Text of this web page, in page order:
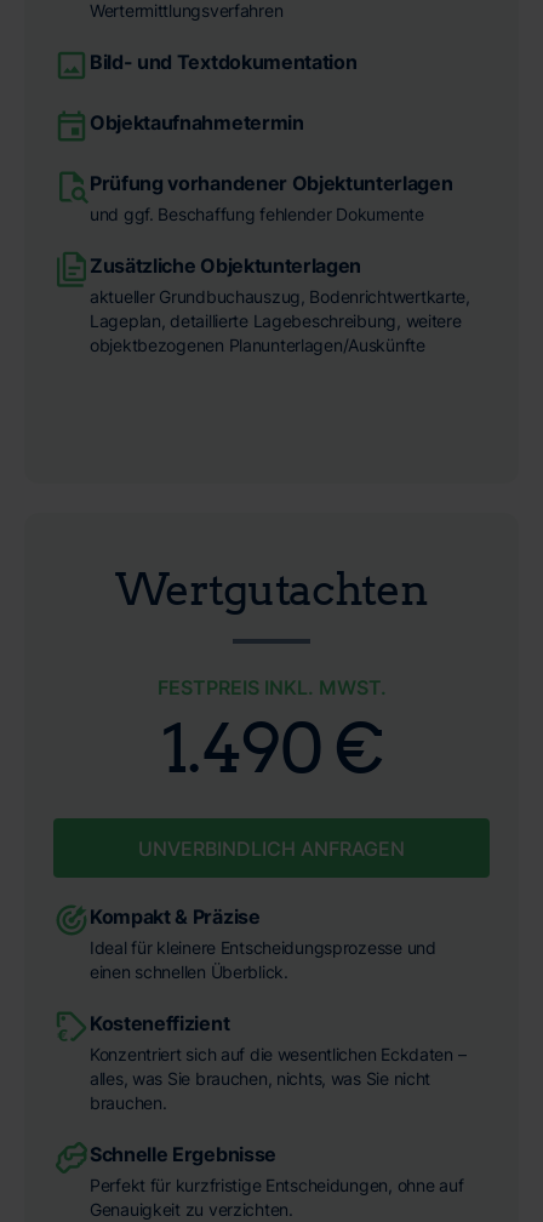
Wertgutachten
FESTPREIS INKL. MWST.
1.490 €
UNVERBINDLICH ANFRAGEN
Kompakt & Präzise
Ideal für kleinere Entscheidungsprozesse und
einen schnellen Überblick.
Kosteneffizient
Konzentriert sich auf die wesentlichen Eckdaten –
alles, was Sie brauchen, nichts, was Sie nicht
brauchen.
Schnelle Ergebnisse
Perfekt für kurzfristige Entscheidungen, ohne auf
Genauigkeit zu verzichten.
Wertermittlungsverfahren
Bild- und Textdokumentation
Objektaufnahmetermin
Prüfung vorhandener Objektunterlagen
und ggf. Beschaffung fehlender Dokumente
Zusätzliche Objektunterlagen
aktueller Grundbuchauszug, Bodenrichtwertkarte,
Lageplan, detaillierte Lagebeschreibung, weitere
objektbezogenen Planunterlagen/Auskünfte